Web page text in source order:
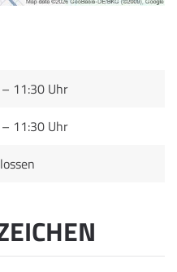
11:30 Uhr
11:30 Uhr